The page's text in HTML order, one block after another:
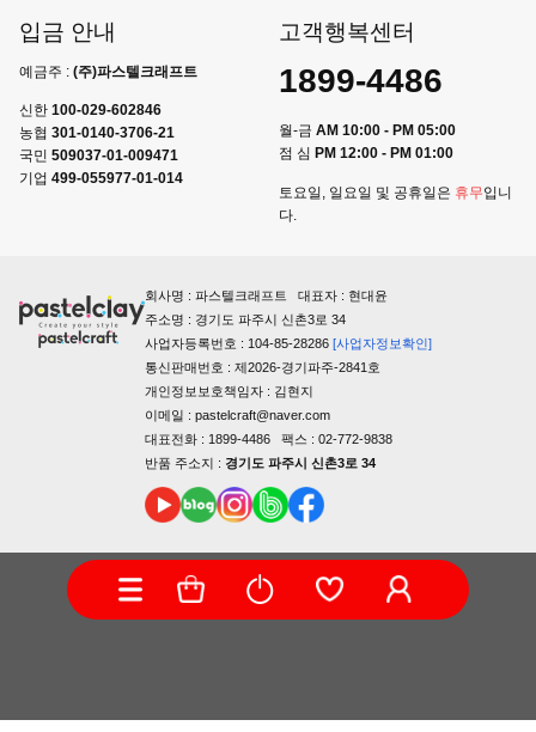
입금 안내
예금주 : (주)파스텔크래프트
신한 100-029-602846
농협 301-0140-3706-21
국민 509037-01-009471
기업 499-055977-01-014
고객행복센터
1899-4486
월-금 AM 10:00 - PM 05:00
점 심 PM 12:00 - PM 01:00
토요일, 일요일 및 공휴일은 휴무입니
다.
회사명 : 파스텔크래프트 대표자 : 현대윤
주소명 : 경기도 파주시 신촌3로 34
사업자등록번호 : 104-85-28286 [사업자정보확인]
통신판매번호 : 제2026-경기파주-2841호
개인정보보호책임자 : 김현지
이메일 : pastelcraft@naver.com
대표전화 : 1899-4486 팩스 : 02-772-9838
반품 주소지 : 경기도 파주시 신촌3로 34
COPYRIGHTⓒ PASTELCRAFT ALL RIGHTS RESERVED.